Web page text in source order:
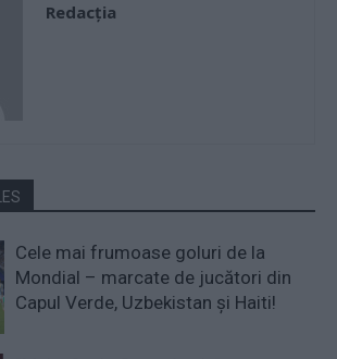
Redacţia
Cele mai frumoase goluri de la
Mondial – marcate de jucători din
Capul Verde, Uzbekistan și Haiti!